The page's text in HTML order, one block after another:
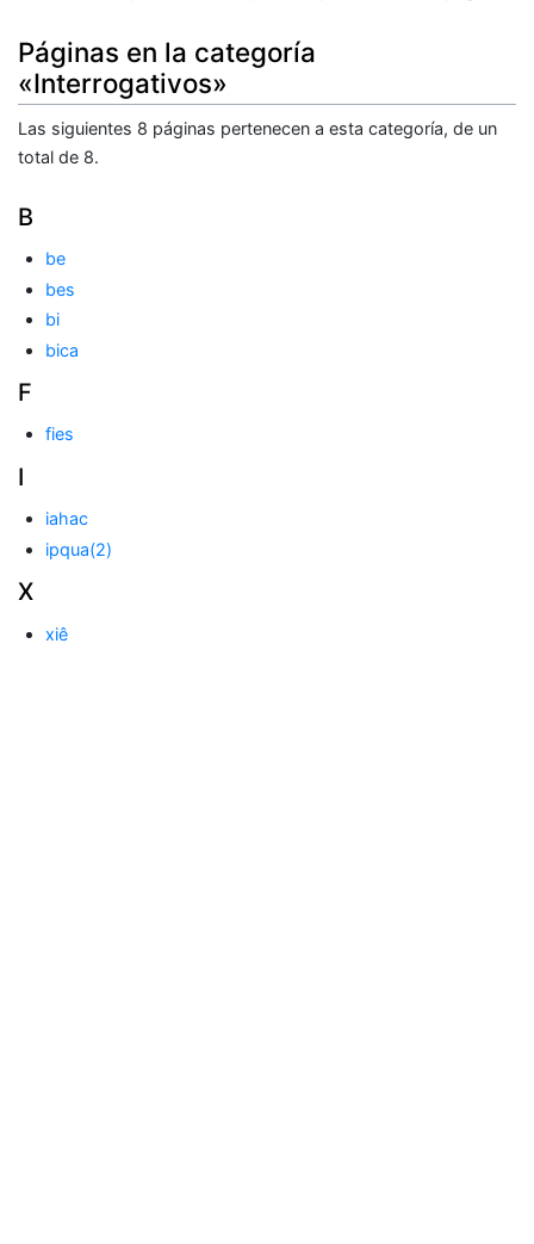
Páginas en la categoría
«Interrogativos»
Las siguientes 8 páginas pertenecen a esta categoría, de un
total de 8.
B
be
bes
bi
bica
F
fies
I
iahac
ipqua(2)
X
xiê